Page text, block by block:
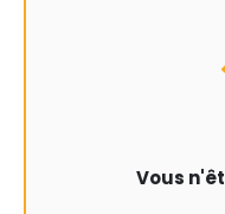
Vous